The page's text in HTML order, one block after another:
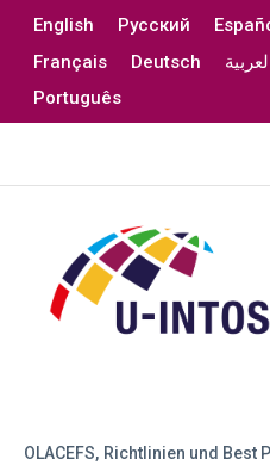
English Русский
Français
Deutsch
Português
OLACEFS, Richtlinien und Best